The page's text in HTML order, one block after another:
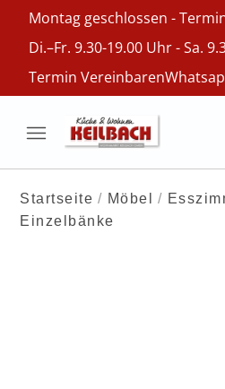
Montag geschlossen -
Di.–Fr. 9.30-19.00 Uhr - Sa.
Termin Vereinbaren
Startseite Möbel
Einzelbänke